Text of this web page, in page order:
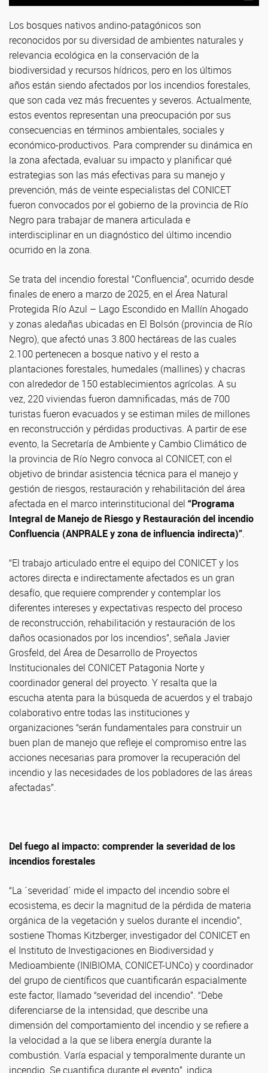
Los bosques nativos andino-patagónicos son
reconocidos por su diversidad de ambientes naturales y
relevancia ecológica en la conservación de la
biodiversidad y recursos hídricos, pero en los últimos
años están siendo afectados por los incendios forestales,
que son cada vez más frecuentes y severos. Actualmente,
estos eventos representan una preocupación por sus
consecuencias en términos ambientales, sociales y
económico-productivos. Para comprender su dinámica en
la zona afectada, evaluar su impacto y planificar qué
estrategias son las más efectivas para su manejo y
prevención, más de veinte especialistas del CONICET
fueron convocados por el gobierno de la provincia de Río
Negro para trabajar de manera articulada e
interdisciplinar en un diagnóstico del último incendio
ocurrido en la zona.
Se trata del incendio forestal “Confluencia”, ocurrido desde
finales de enero a marzo de 2025, en el Área Natural
Protegida Río Azul – Lago Escondido en Mallín Ahogado
y zonas aledañas ubicadas en El Bolsón (provincia de Río
Negro), que afectó unas 3.800 hectáreas de las cuales
2.100 pertenecen a bosque nativo y el resto a
plantaciones forestales, humedales (mallines) y chacras
con alrededor de 150 establecimientos agrícolas. A su
vez, 220 viviendas fueron damnificadas, más de 700
turistas fueron evacuados y se estiman miles de millones
en reconstrucción y pérdidas productivas. A partir de ese
evento, la Secretaría de Ambiente y Cambio Climático de
la provincia de Río Negro convoca al CONICET, con el
objetivo de brindar asistencia técnica para el manejo y
gestión de riesgos, restauración y rehabilitación del área
afectada en el marco interinstitucional del “Programa
Integral de Manejo de Riesgo y Restauración del incendio
Confluencia (ANPRALE y zona de influencia indirecta)”.
“El trabajo articulado entre el equipo del CONICET y los
actores directa e indirectamente afectados es un gran
desafío, que requiere comprender y contemplar los
diferentes intereses y expectativas respecto del proceso
de reconstrucción, rehabilitación y restauración de los
daños ocasionados por los incendios”, señala Javier
Grosfeld, del Área de Desarrollo de Proyectos
Institucionales del CONICET Patagonia Norte y
coordinador general del proyecto. Y resalta que la
escucha atenta para la búsqueda de acuerdos y el trabajo
colaborativo entre todas las instituciones y
organizaciones “serán fundamentales para construir un
buen plan de manejo que refleje el compromiso entre las
acciones necesarias para promover la recuperación del
incendio y las necesidades de los pobladores de las áreas
afectadas”.
Del fuego al impacto: comprender la severidad de los
incendios forestales
“La ´severidad´ mide el impacto del incendio sobre el
ecosistema, es decir la magnitud de la pérdida de materia
orgánica de la vegetación y suelos durante el incendio”,
sostiene Thomas Kitzberger, investigador del CONICET en
el Instituto de Investigaciones en Biodiversidad y
Medioambiente (INIBIOMA, CONICET-UNCo) y coordinador
del grupo de científicos que cuantificarán espacialmente
este factor, llamado “severidad del incendio”. “Debe
diferenciarse de la intensidad, que describe una
dimensión del comportamiento del incendio y se refiere a
la velocidad a la que se libera energía durante la
combustión. Varía espacial y temporalmente durante un
incendio. Se cuantifica durante el evento”, indica